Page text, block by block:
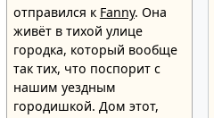
отправился к Fanny. Она
живёт в тихой улице
городка, который вообще
так тих, что поспорит с
нашим уездным
городишкой. Дом этот,